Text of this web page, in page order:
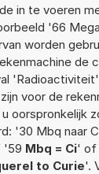
in te voeren
'66
worden
de
voor de
oorspronkelijk
'30 Mbq
'59 Mbq = Ci' of
to Curie'.